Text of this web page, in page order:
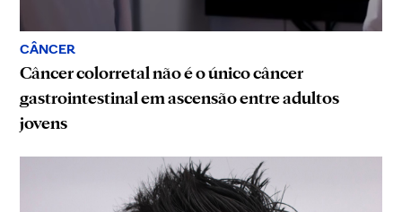
CÂNCER
Câncer colorretal não é o único câncer
gastrointestinal em ascensão entre adultos
jovens